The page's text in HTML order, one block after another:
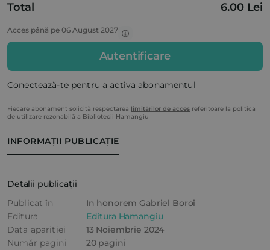
INFORMAȚII PUBLICAȚIE
Detalii publicații
Publicat în
In honorem Gabriel Boroi
Editura
Editura Hamangiu
Data apariției
13 Noiembrie 2024
Număr pagini
20 pagini
Total 6.00 Lei
Acces până pe 06 August 2027
Autentificare
Conectează-te pentru a activa abonamentul
Fiecare abonament solicită respectarea limitărilor de acces referitoare la politica
de utilizare rezonabilă a Bibliotecii Hamangiu